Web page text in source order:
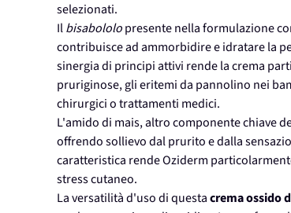
selezionati.
Ilbisabololopresente nella formulazione
contribuisce ad ammorbidire e idratare la
sinergia di principi attivi rende la crema
pruriginose, gli eritemi da pannolino nei
chirurgici o trattamenti medici.
L'amido di mais, altro componente chiave
offrendo sollievo dal prurito e dalla
caratteristica rende Oziderm
stress cutaneo.
La versatilità d'uso di questacrema ossido